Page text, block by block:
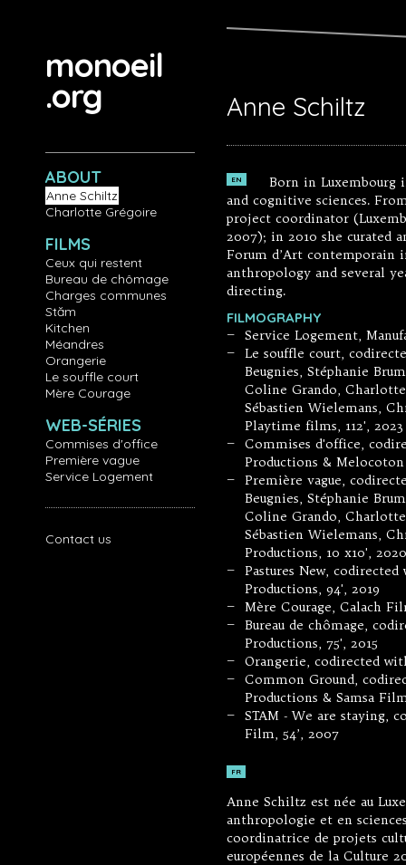
monoeil
.org
ABOUT
Anne Schiltz
Charlotte Grégoire
FILMS
Ceux qui restent
Bureau de chômage
Charges communes
Stăm
Kitchen
Méandres
Orangerie
Le souffle court
Mère Courage
WEB-SÉRIES
Commises d'office
Première vague
Service Logement
Contact us
Anne Schiltz
EN
Born in Luxembourg
and cognitive sciences.
project coordinator
2007); in 2010 she curated
Forum d’Art contemporain
anthropology and several
directing.
FILMOGRAPHY
— Service Logement,
—
Le souffle court,
Beugnies, Stéphanie
Coline Grando,
Sébastien Wielemans,
Playtime films, 112', 2023
—
Commises d'office,
Productions &
—
Première vague,
Beugnies, Stéphanie
Coline Grando,
Sébastien Wielemans,
Productions, 10 x10', 2020
—
Pastures New,
Productions, 94', 2019
— Mère Courage, Calach
—
Bureau de chômage,
Productions, 75', 2015
— Orangerie, codirected
—
Common Ground,
Productions & Samsa
—
STAM - We are staying,
Film, 54’, 2007
FR
Anne Schiltz est née au
anthropologie et en
coordinatrice de projets
européennes de la Culture